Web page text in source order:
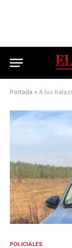
Portada » A los
POLICIALES